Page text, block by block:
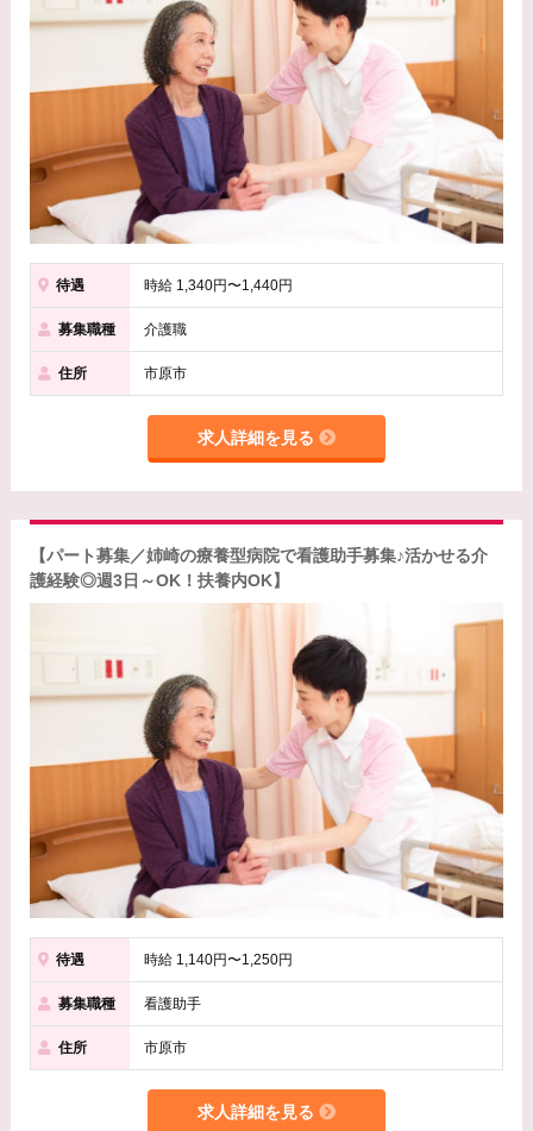
待遇 時給 1,340円〜1,440円
募集職種 介護職
住所 市原市
求人詳細を見る
【パート募集／姉崎の療養型病院で看護助手募集♪活かせる介
護経験◎週3日～OK！扶養内OK】
待遇 時給 1,140円〜1,250円
募集職種 看護助手
住所 市原市
求人詳細を見る